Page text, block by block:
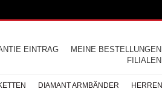
MEINE BESTELLUNGEN
EINTRAG
FILIALEN
DIAMANT ARMBÄNDER HERREN